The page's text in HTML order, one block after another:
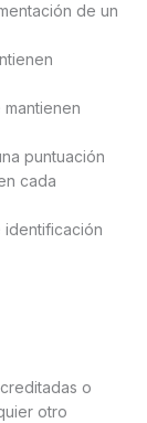
de un
puntuación
cada
o
otro